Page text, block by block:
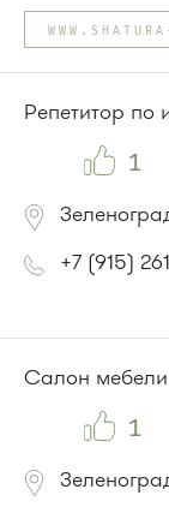
Автобусы № 1, 9,
Маршрутка №
или до остановки
493.
Маршрутка №
720м, 900, 903
Репетитор по
1
+7 (915)
Салон мебели
1